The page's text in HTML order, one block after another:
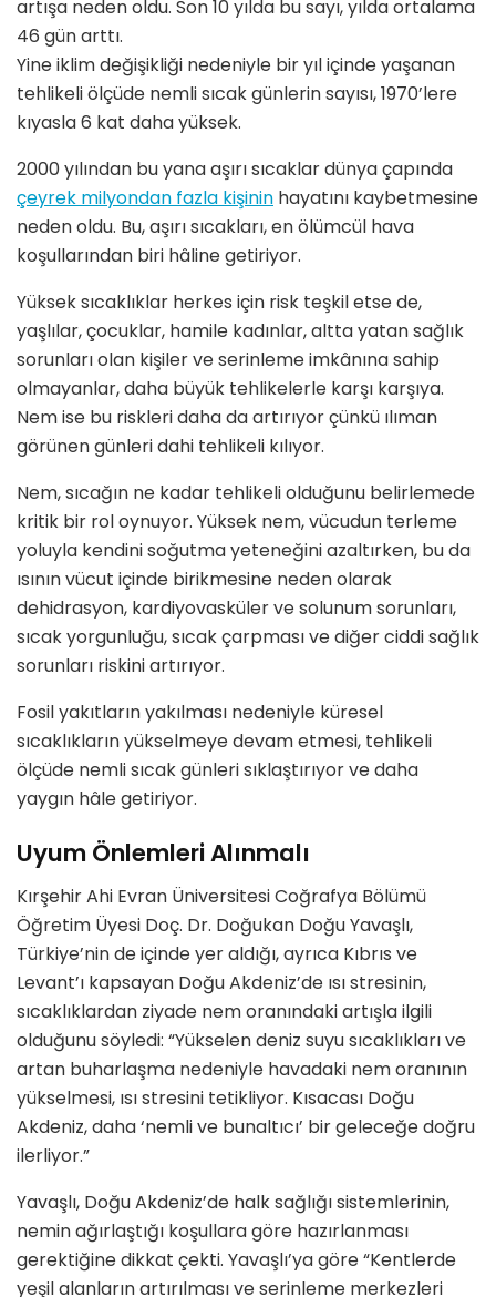
artışa neden oldu. Son 10 yılda bu sayı, yılda ortalama
46 gün arttı.
Yine iklim değişikliği nedeniyle bir yıl içinde yaşanan
tehlikeli ölçüde nemli sıcak günlerin sayısı, 1970’lere
kıyasla 6 kat daha yüksek.
2000 yılından bu yana aşırı sıcaklar dünya çapında
çeyrek milyondan fazla kişinin hayatını kaybetmesine
neden oldu. Bu, aşırı sıcakları, en ölümcül hava
koşullarından biri hâline getiriyor.
Yüksek sıcaklıklar herkes için risk teşkil etse de,
yaşlılar, çocuklar, hamile kadınlar, altta yatan sağlık
sorunları olan kişiler ve serinleme imkânına sahip
olmayanlar, daha büyük tehlikelerle karşı karşıya.
Nem ise bu riskleri daha da artırıyor çünkü ılıman
görünen günleri dahi tehlikeli kılıyor.
Nem, sıcağın ne kadar tehlikeli olduğunu belirlemede
kritik bir rol oynuyor. Yüksek nem, vücudun terleme
yoluyla kendini soğutma yeteneğini azaltırken, bu da
ısının vücut içinde birikmesine neden olarak
dehidrasyon, kardiyovasküler ve solunum sorunları,
sıcak yorgunluğu, sıcak çarpması ve diğer ciddi sağlık
sorunları riskini artırıyor.
Fosil yakıtların yakılması nedeniyle küresel
sıcaklıkların yükselmeye devam etmesi, tehlikeli
ölçüde nemli sıcak günleri sıklaştırıyor ve daha
yaygın hâle getiriyor.
Uyum Önlemleri Alınmalı
Kırşehir Ahi Evran Üniversitesi Coğrafya Bölümü
Öğretim Üyesi Doç. Dr. Doğukan Doğu Yavaşlı,
Türkiye’nin de içinde yer aldığı, ayrıca Kıbrıs ve
Levant’ı kapsayan Doğu Akdeniz’de ısı stresinin,
sıcaklıklardan ziyade nem oranındaki artışla ilgili
olduğunu söyledi: “Yükselen deniz suyu sıcaklıkları ve
artan buharlaşma nedeniyle havadaki nem oranının
yükselmesi, ısı stresini tetikliyor. Kısacası Doğu
Akdeniz, daha ‘nemli ve bunaltıcı’ bir geleceğe doğru
ilerliyor.”
Yavaşlı, Doğu Akdeniz’de halk sağlığı sistemlerinin,
nemin ağırlaştığı koşullara göre hazırlanması
gerektiğine dikkat çekti. Yavaşlı’ya göre “Kentlerde
yeşil alanların artırılması ve serinleme merkezleri